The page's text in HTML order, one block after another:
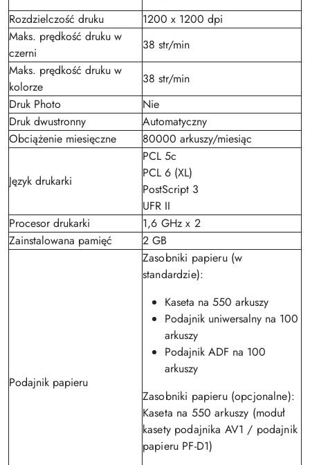
Rozdzielczość druku
1200 x 1200 dpi
Maks. prędkość druku w
czerni
38 str/min
Maks. prędkość druku w
kolorze
38 str/min
Druk Photo
Nie
Druk dwustronny
Automatyczny
Obciążenie miesięczne
80000 arkuszy/miesiąc
Język drukarki
PCL 5c
PCL 6 (XL)
PostScript 3
UFR II
Procesor drukarki
1,6 GHz x 2
Zainstalowana pamięć
2 GB
Podajnik papieru
Zasobniki papieru (w
standardzie):
Kaseta na 550 arkuszy
Podajnik uniwersalny na 100
arkuszy
Podajnik ADF na 100
arkuszy
Zasobniki papieru (opcjonalne):
Kaseta na 550 arkuszy (moduł
kasety podajnika AV1 / podajnik
papieru PF-D1)